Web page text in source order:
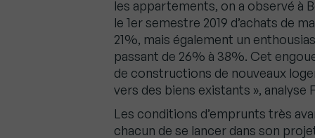
les appartements, on a observé à
le 1er semestre 2019 d’achats de
21%, mais également un
passant de 26% à 38%. Cet
de constructions de nouveaux
vers des biens existants », analyse
Les conditions d’emprunts très
chacun de se lancer dans son